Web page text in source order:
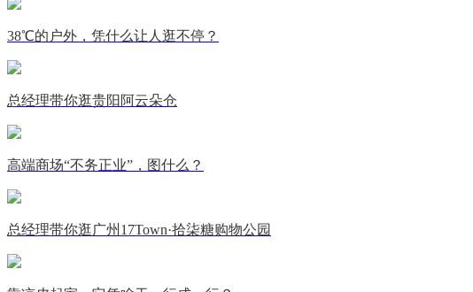
38℃的户外，凭什么让人逛不停？
总经理带你逛贵阳阿云朵仓
高端商场“不务正业”，图什么？
总经理带你逛广州17Town·拾柒糖购物公园